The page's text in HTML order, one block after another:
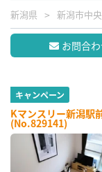
新潟県 新潟市中
お問合
キャンペーン
Kマンスリー新潟駅
(No.829141)